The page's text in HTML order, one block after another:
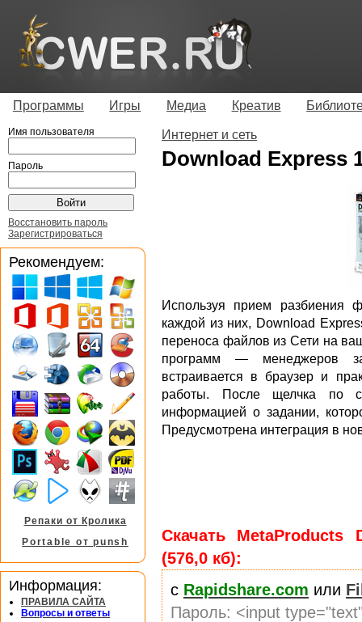
Программы Игры Медиа Креатив
Интернет и сеть
Download Express
Используя прием разбиения
каждой из них, Download
переноса файлов из Сети на
программ — менеджеров
встраивается в браузер и
работы. После щелчка по
информацией о задании,
Предусмотрена интеграция в
Скачать
(576,0 кб):
с Rapidshare.com или
Пароль: <input
Имя пользователя
Пароль
Восстановить пароль
Зарегистрироваться
Рекомендуем:
Репаки от Кролика
Portable от punsh
Информация:
ПРАВИЛА САЙТА
Вопросы и ответы